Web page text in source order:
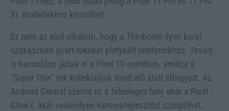
XL modellekhez készülhet.
Ez nem az első alkalom, hogy a Thinborne ilyen korai
szakaszban gyárt tokokat pletykált telefonokhoz. Tavaly
is hasonlóan jártak el a Pixel 10 esetében, amikor a
“Super Thin” tok kollekciójuk rövid idő alatt elfogyott. Az
Android Central szerint ez a felesleges hely akár a Pixel
Glow-t, akár valamilyen kamerafejlesztést szolgálhat.